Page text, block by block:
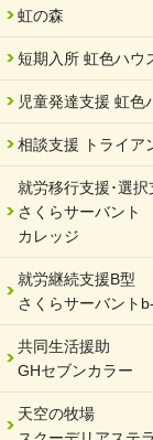
中学生向けのフ
2024/04/01
を開催しました
2024/02/20
2024/02/02
岐阜県 ワーク
2024/01/15
令和6年能登半
2023/12/29
年末年始のお知
2023/12/18
北方支店・保護
虹の森
短期入所 虹色ハウ
児童発達支援 虹色
相談支援 トライア
就労移行支援･選択
さくらサーバント
カレッジ
就労継続支援B型
さくらサーバント
共同生活援助
GHセブンカラー
天空の牧場